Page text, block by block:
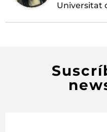
Universitat